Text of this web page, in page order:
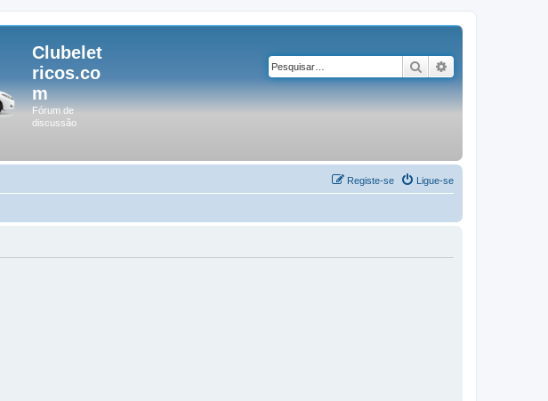
Clubelet
ricos.co
m
Fórum de
discussão
Pesquisar
Ligue-se
Registe-se